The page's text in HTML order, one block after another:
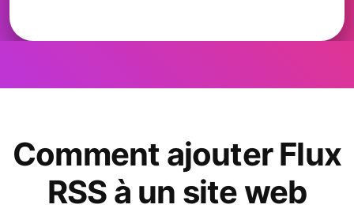
Comment ajouter Flux
RSS à un site web